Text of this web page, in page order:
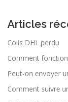
Articles
Colis DHL perdu
Comment
Peut-on envoyer
Comment suivre